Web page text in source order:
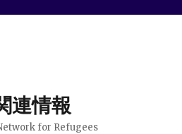
連情報
for Refugees